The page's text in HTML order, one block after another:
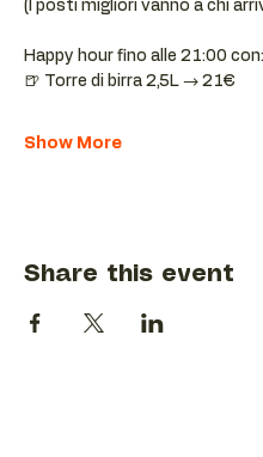
(I posti migliori vanno a chi
Happy hour fino alle 21:00 con:
🍺 Torre di birra 2,5L → 21€
Show More
Share this event